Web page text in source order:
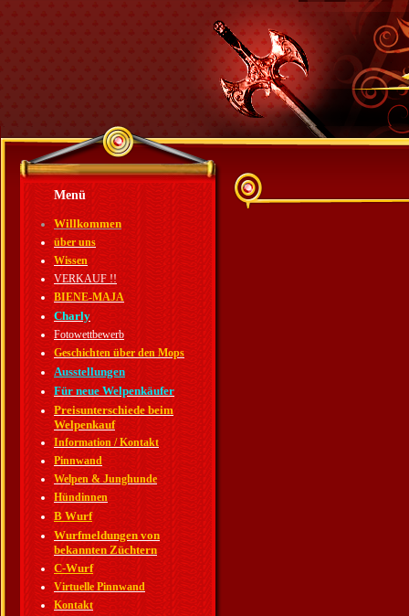
Menü
Willkommen
über uns
Wissen
VERKAUF !!
BIENE-MAJA
Charly
Fotowettbewerb
Geschichten über den Mops
Ausstellungen
Für neue Welpenkäufer
Preisunterschiede beim
Welpenkauf
Information / Kontakt
Pinnwand
Welpen & Junghunde
Hündinnen
B Wurf
Wurfmeldungen von
bekannten Züchtern
C-Wurf
Virtuelle Pinnwand
Kontakt